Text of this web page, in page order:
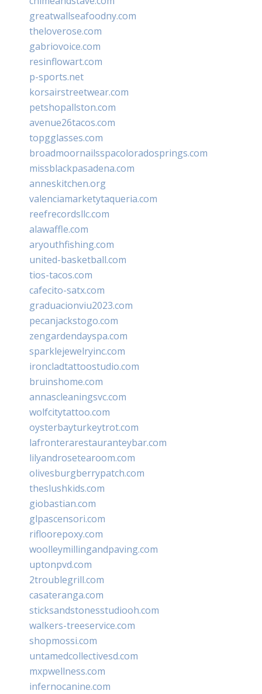
greatwallseafoodny.com
theloverose.com
gabriovoice.com
resinflowart.com
p-sports.net
korsairstreetwear.com
petshopallston.com
avenue26tacos.com
topgglasses.com
broadmoornailsspacoloradosprings.com
missblackpasadena.com
anneskitchen.org
valenciamarketytaqueria.com
reefrecordsllc.com
alawaffle.com
aryouthfishing.com
united-basketball.com
tios-tacos.com
cafecito-satx.com
graduacionviu2023.com
pecanjackstogo.com
zengardendayspa.com
sparklejewelryinc.com
ironcladtattoostudio.com
bruinshome.com
annascleaningsvc.com
wolfcitytattoo.com
oysterbayturkeytrot.com
lafronterarestauranteybar.com
lilyandrosetearoom.com
olivesburgberrypatch.com
theslushkids.com
giobastian.com
glpascensori.com
rifloorepoxy.com
woolleymillingandpaving.com
uptonpvd.com
2troublegrill.com
casateranga.com
sticksandstonesstudiooh.com
walkers-treeservice.com
shopmossi.com
untamedcollectivesd.com
mxpwellness.com
infernocanine.com